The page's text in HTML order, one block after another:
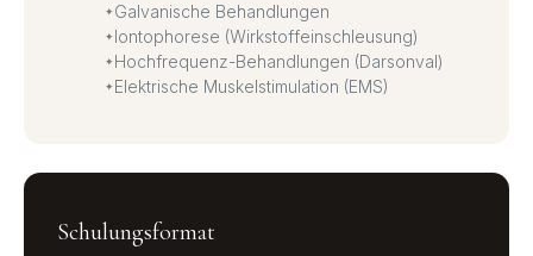
Galvanische Behandlungen
Iontophorese (Wirkstoffeinschleusung)
Hochfrequenz-Behandlungen (Darsonval)
Elektrische Muskelstimulation (EMS)
Schulungsformat